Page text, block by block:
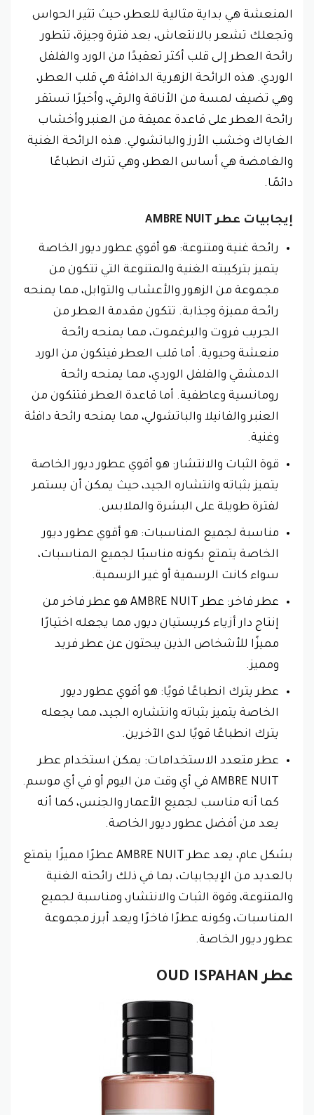
المنعشة هي بداية مثالية للعطر، حيث تثير الحواس
وتجعلك تشعر بالانتعاش، بعد فترة وجيزة، تتطور
رائحة العطر إلى قلب أكثر تعقيدًا من الورد والفلفل
الوردي. هذه الرائحة الزهرية الدافئة هي قلب العطر،
وهي تضيف لمسة من الأناقة والرقي، وأخيرًا تستقر
رائحة العطر على قاعدة عميقة من العنبر وأخشاب
الغاياك وخشب الأرز والباتشولي. هذه الرائحة الغنية
والغامضة هي أساس العطر، وهي تترك انطباعًا
دائمًا.
إيجابيات عطر AMBRE NUIT
رائحة غنية ومتنوعة: هو أقوي عطور ديور الخاصة
يتميز بتركيبته الغنية والمتنوعة التي تتكون من
مجموعة من الزهور والأعشاب والتوابل، مما يمنحه
رائحة مميزة وجذابة. تتكون مقدمة العطر من
الجريب فروت والبرغموت، مما يمنحه رائحة
منعشة وحيوية. أما قلب العطر فيتكون من الورد
الدمشقي والفلفل الوردي، مما يمنحه رائحة
رومانسية وعاطفية. أما قاعدة العطر فتتكون من
العنبر والفانيلا والباتشولي، مما يمنحه رائحة دافئة
وغنية.
قوة الثبات والانتشار: هو أقوي عطور ديور الخاصة
يتميز بثباته وانتشاره الجيد، حيث يمكن أن يستمر
لفترة طويلة على البشرة والملابس.
مناسبة لجميع المناسبات: هو أقوي عطور ديور
الخاصة يتمتع بكونه مناسبًا لجميع المناسبات،
سواء كانت الرسمية أو غير الرسمية.
عطر فاخر: عطر AMBRE NUIT هو عطر فاخر من
إنتاج دار أزياء كريستيان ديور، مما يجعله اختيارًا
مميزًا للأشخاص الذين يبحثون عن عطر فريد
ومميز.
عطر يترك انطباعًا قويًا: هو أقوي عطور ديور
الخاصة يتميز بثباته وانتشاره الجيد، مما يجعله
يترك انطباعًا قويًا لدى الآخرين.
عطر متعدد الاستخدامات: يمكن استخدام عطر
AMBRE NUIT في أي وقت من اليوم أو في أي موسم.
كما أنه مناسب لجميع الأعمار والجنس، كما أنه
يعد من أفضل عطور ديور الخاصة.
بشكل عام، يعد عطر AMBRE NUIT عطرًا مميزًا يتمتع
بالعديد من الإيجابيات، بما في ذلك رائحته الغنية
والمتنوعة، وقوة الثبات والانتشار، ومناسبة لجميع
المناسبات، وكونه عطرًا فاخرًا ويعد أبرز مجموعة
عطور ديور الخاصة.
عطر OUD ISPAHAN